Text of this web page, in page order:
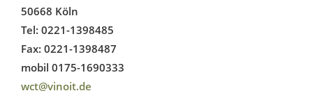
50668 Köln
Tel: 0221-1398485
Fax: 0221-1398487
mobil 0175-1690333
wct@vinoit.de